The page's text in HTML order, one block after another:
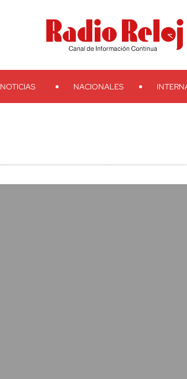
TelegramTeveo Ivoox RSS Search
NOTICIAS NACIONALES